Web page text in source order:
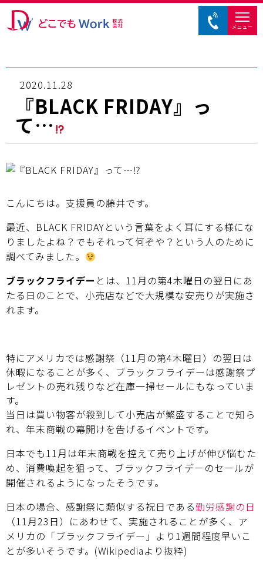
メニュー
2020.11.28
『BLACK FRIDAY』っ
て…
こんにちは。支援員の藤井です。
最近、BLACK FRIDAYという言葉をよく耳にする様にな
りましたよね？でもそれって何ぞや？という人のために
調べてみました。
ブラックフライデー とは、11月の第4木曜日の翌日にあ
たる日のことで、小売店などで大規模な安売りが実施さ
れます。
特にアメリカでは感謝祭（11月の第4木曜日）の翌日は
休暇になることが多く、ブラックフライデーは感謝祭プ
レゼントの売れ残りなど在庫一掃セールにもなっていま
す。
当日は買い物客が殺到して小売店が繁盛することで知ら
れ、年末商戦の幕開けを告げるイベントです。
日本でも11月は年末商戦を控えて売り上げが伸び悩むた
め、消費喚起を狙って、ブラックフライデーのセールが
開催されるようになったそうです。
日本の場合、感謝祭に類似する祝日である勤労感謝の日
（11月23日）にあわせて、実施されることが多く、ア
メリカの「ブラックフライデー」より1週間程度早いこ
とが多いそうです。(Wikipediaより抜粋)